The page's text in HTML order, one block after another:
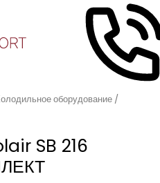
оборудование
SB 216